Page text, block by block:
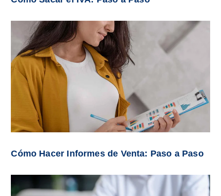
Cómo Hacer Informes de Venta: Paso a Paso